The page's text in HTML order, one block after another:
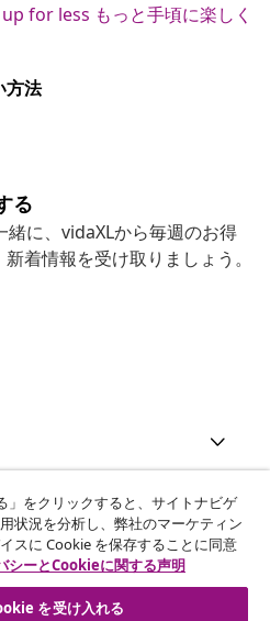
for less もっと手頃に楽しく
方法
る
に、vidaXLから毎週のお得
着情報を受け取りましょう。
ップ
」をクリックすると、サイトナビゲ
状況を分析し、弊社のマーケティン
スに Cookie を保存することに同意
シーとCookieに関する声明
を受け入れる